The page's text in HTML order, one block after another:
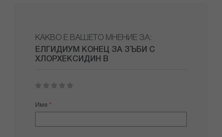
КАКВО Е ВАШЕТО МНЕНИЕ ЗА:
ЕЛГИДИУМ КОНЕЦ ЗА ЗЪБИ С
ХЛОРХЕКСИДИН B
star
stars
stars
stars
stars
Име